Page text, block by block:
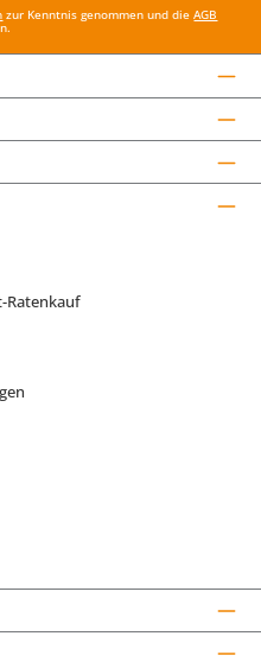
zur Kenntnis genommen und dieAGB
Ratenkauf